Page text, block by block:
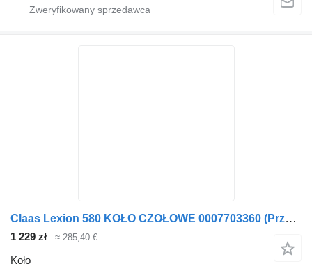
Claas Lexion 580 KOŁO CZOŁOWE 0007703360 (Przekładnia rozdzielająca) do Claas
1 229 zł ≈ 285,40 €
Koło